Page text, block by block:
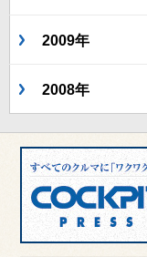
2009年
2008年